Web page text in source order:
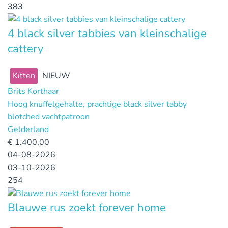
383
4 black silver tabbies van kleinschalige
cattery
Kitten
NIEUW
Brits Korthaar
Hoog knuffelgehalte, prachtige black silver tabby
blotched vachtpatroon
Gelderland
€ 1.400,00
04-08-2026
03-10-2026
254
Blauwe rus zoekt forever home